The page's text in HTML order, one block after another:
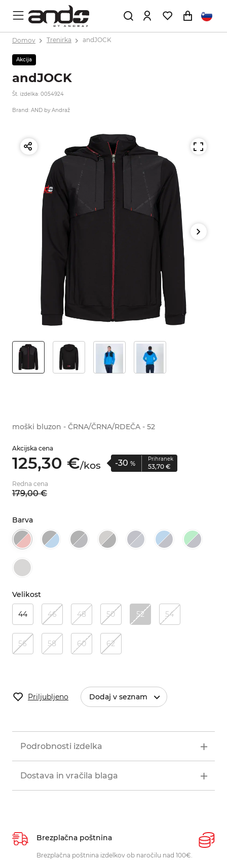
Domov Trenirka andJOCK
Akcija
andJOCK
Št. izdelka: 0054924
Brand: AND by Andraž
moški bluzon - ČRNA/ČRNA/RDEČA - 52
Akcijska cena
125,30 €/kos -30 %
Prihranek
53,70 €
Redna cena
179,00 €
Barva
Velikost
44 46 48 50 52 54
56 58 60 62
Priljubljeno Dodaj v seznam
Podrobnosti izdelka
Dostava in vračila blaga
Brezplačna poštnina
Brezplačna poštnina izdelkov ob naročilu nad 100€.